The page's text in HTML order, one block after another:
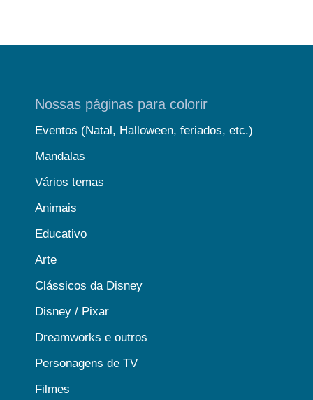
Nossas páginas para colorir
Eventos (Natal, Halloween, feriados, etc.)
Mandalas
Vários temas
Animais
Educativo
Arte
Clássicos da Disney
Disney / Pixar
Dreamworks e outros
Personagens de TV
Filmes